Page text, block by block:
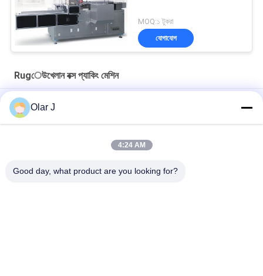
MOQ:১ টুকরা
যোগাযোগ
Rugেউখেলান বক্স প্যাকিং মেশিন
1480 মিমি rugেউখেলান বক্স প্যাকিং মেশিন বক্স গঠন YPK 4012
বিওপিপি কার্টন কঠোর বাক্স গঠন মেশিন বিওপিপি কার্টন এফএক্সজে 6050 অটো
সম্পূর্ণ স্বয়ংক্রিয়ভাবে FXJ-AT5050 rugেউখেলান বক্স প্যাকিং মেশিন কার্টন 120
Olar J
4:24 AM
Good day, what product are you looking for?